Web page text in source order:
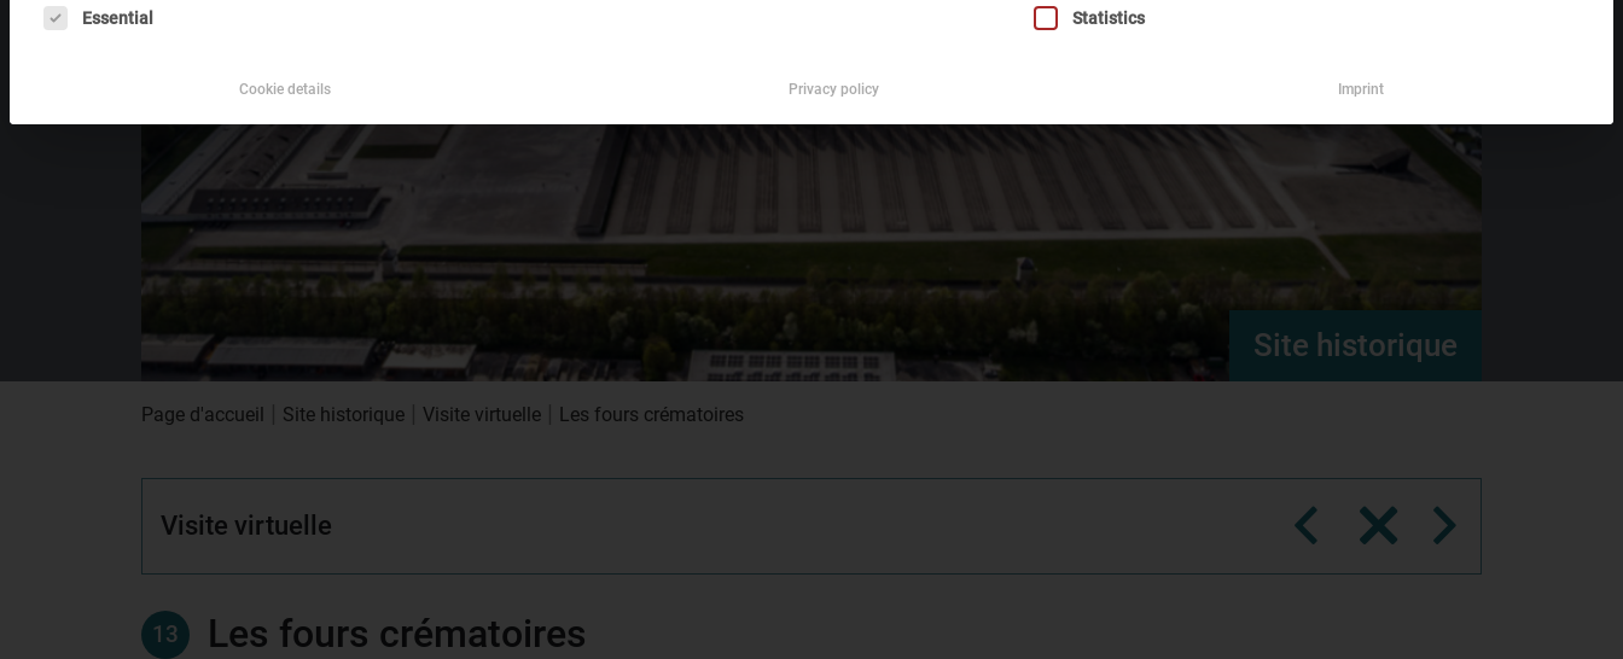
Site historique
Page d'accueil Site historique Visite virtuelle Les fours crématoires
Visite virtuelle
13 Les fours crématoires
La liste suivante énumère les groupes de services pour lesquels un consentement peut être donné. Le premier groupe de services est essentiel et ne peut être décoché.
Essential Statistics
Cookie details Privacy policy Imprint